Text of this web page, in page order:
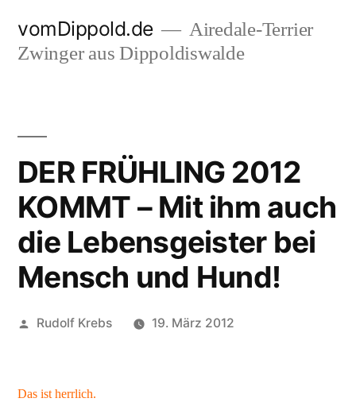
Inhalt
vomDippold.de
Airedale-Terrier
Zwinger aus Dippoldiswalde
DER FRÜHLING 2012
KOMMT – Mit ihm auch
die Lebensgeister bei
Mensch und Hund!
Veröffentlicht
Rudolf Krebs 19. März 2012
Das ist herrlich.